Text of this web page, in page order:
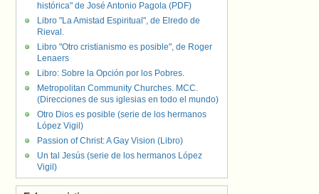
histórica" de José Antonio Pagola (PDF)
Libro "La Amistad Espiritual", de Elredo de
Rieval.
Libro "Otro cristianismo es posible", de Roger
Lenaers
Libro: Sobre la Opción por los Pobres.
Metropolitan Community Churches. MCC.
(Direcciones de sus iglesias en todo el mundo)
Otro Dios es posible (serie de los hermanos
López Vigil)
Passion of Christ: A Gay Vision (Libro)
Un tal Jesús (serie de los hermanos López
Vigil)